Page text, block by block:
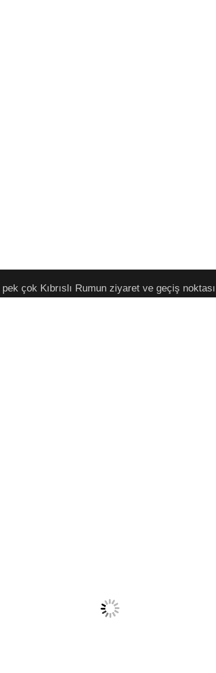
çok Kıbrıslı Rumun ziyaret ve geçiş